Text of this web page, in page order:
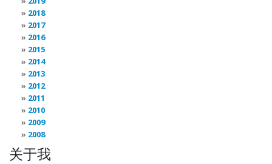
2018
2017
2016
2015
2014
2013
2012
2011
2010
2009
2008
关于我